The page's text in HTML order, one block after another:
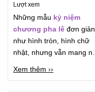
Lượt xem
Những mẫu kỷ niệm
chương pha lê đơn giản
như hình tròn, hình chữ
nhật, nhưng vẫn mang nét
Xem thêm ››